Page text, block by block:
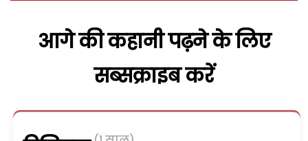
आगे की कहानी पढ़ने के लिए
सब्सक्राइब करें